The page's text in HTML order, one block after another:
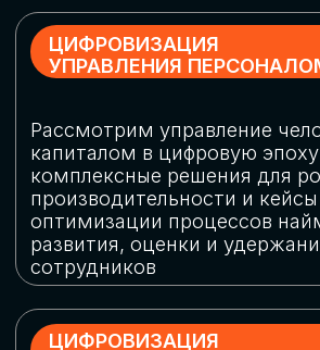
«пересборки» бизнес-моделей
СКАЧАТЬ
ПРОГРАММУ
КОНФЕРЕНЦИИ
Оставьте заявку, мы направим вам
программу конференции